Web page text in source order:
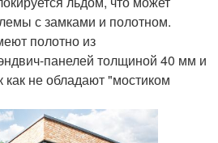
с замками и полотном.
полотно из
панелей толщиной 40 мм и
не обладают "мостиком